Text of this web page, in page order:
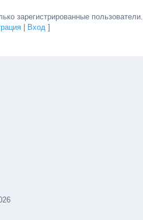
зарегистрированные пользователи.
Вход ]